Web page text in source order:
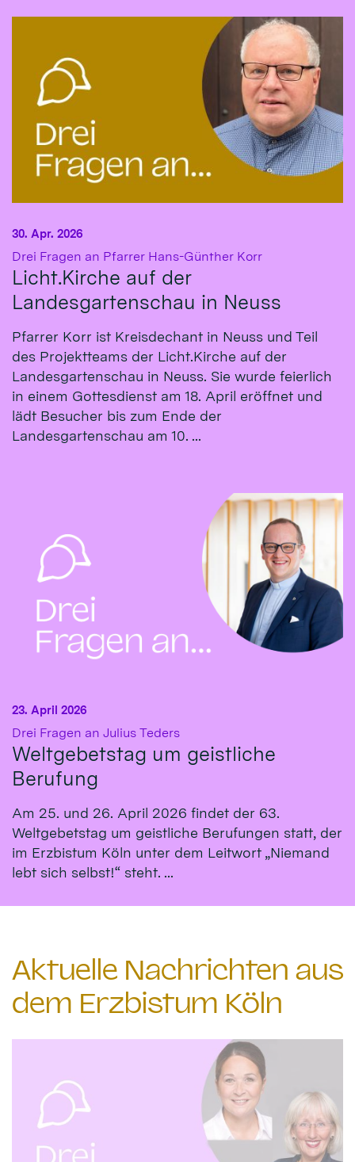
Drei Fragen an Pfarrer Hans-Günther Korr:
Licht.Kirche auf der
Landesgartenschau in Neuss
30. Apr. 2026
Pfarrer Korr ist Kreisdechant in Neuss und Teil
des Projektteams der Licht.Kirche auf der
Landesgartenschau in Neuss. Sie wurde feierlich
in einem Gottesdienst am 18. April eröffnet und
lädt Besucher bis zum Ende der
Landesgartenschau am 10. ...
Drei Fragen an Julius Teders:
Weltgebetstag um geistliche
Berufung
23. April 2026
Am 25. und 26. April 2026 findet der 63.
Weltgebetstag um geistliche Berufungen statt, der
im Erzbistum Köln unter dem Leitwort „Niemand
lebt sich selbst!“ steht. ...
Aktuelle Nachrichten aus
dem Erzbistum Köln